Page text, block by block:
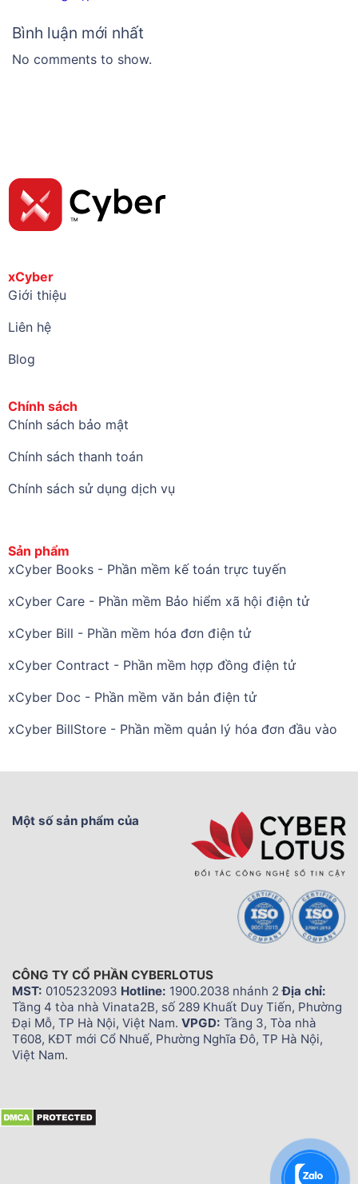
Bình luận mới nhất
No comments to show.
xCyber
Giới thiệu
Liên hệ
Blog
Chính sách
Chính sách bảo mật
Chính sách thanh toán
Chính sách sử dụng dịch vụ
Sản phẩm
xCyber Books - Phần mềm kế toán trực tuyến
xCyber Care - Phần mềm Bảo hiểm xã hội điện tử
xCyber Bill - Phần mềm hóa đơn điện tử
xCyber Contract - Phần mềm hợp đồng điện tử
xCyber Doc - Phần mềm văn bản điện tử
xCyber BillStore - Phần mềm quản lý hóa đơn đầu vào
Một số sản phẩm của
CÔNG TY CỔ PHẦN CYBERLOTUS
MST: 0105232093 Hotline: 1900.2038 nhánh 2Địa chỉ:
Tầng 4 tòa nhà Vinata2B, số 289 Khuất Duy Tiến, Phường
Đại Mỗ, TP Hà Nội, Việt Nam. VPGD: Tầng 3, Tòa nhà
T608, KĐT mới Cổ Nhuế, Phường Nghĩa Đô, TP Hà Nội,
Việt Nam.